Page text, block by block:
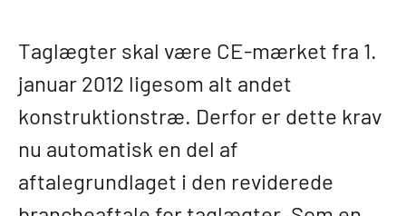
Taglægter skal være CE-mærket fra 1.
januar 2012 ligesom alt andet
konstruktionstræ. Derfor er dette krav
nu automatisk en del af
aftalegrundlaget i den reviderede